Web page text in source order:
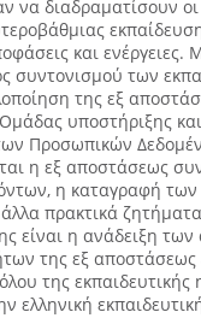
να διαδραματίσουν
και ενέργειες.
συντονισμού των
της εξ
υποστήριξης
Προσωπικών
η εξ αποστάσεως
η καταγραφή των
πρακτικά
είναι η ανάδειξη
της εξ αποστάσεως
της εκπαιδευτικής
ελληνική